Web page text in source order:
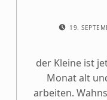
19.
der Kleine ist
Monat alt
arbeiten.